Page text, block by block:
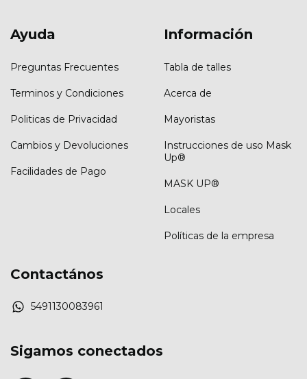
Ayuda
Preguntas Frecuentes
Terminos y Condiciones
Politicas de Privacidad
Cambios y Devoluciones
Facilidades de Pago
Información
Tabla de talles
Acerca de
Mayoristas
Instrucciones de uso Mask
Up®
MASK UP®
Locales
Políticas de la empresa
Contactános
5491130083961
Sigamos conectados